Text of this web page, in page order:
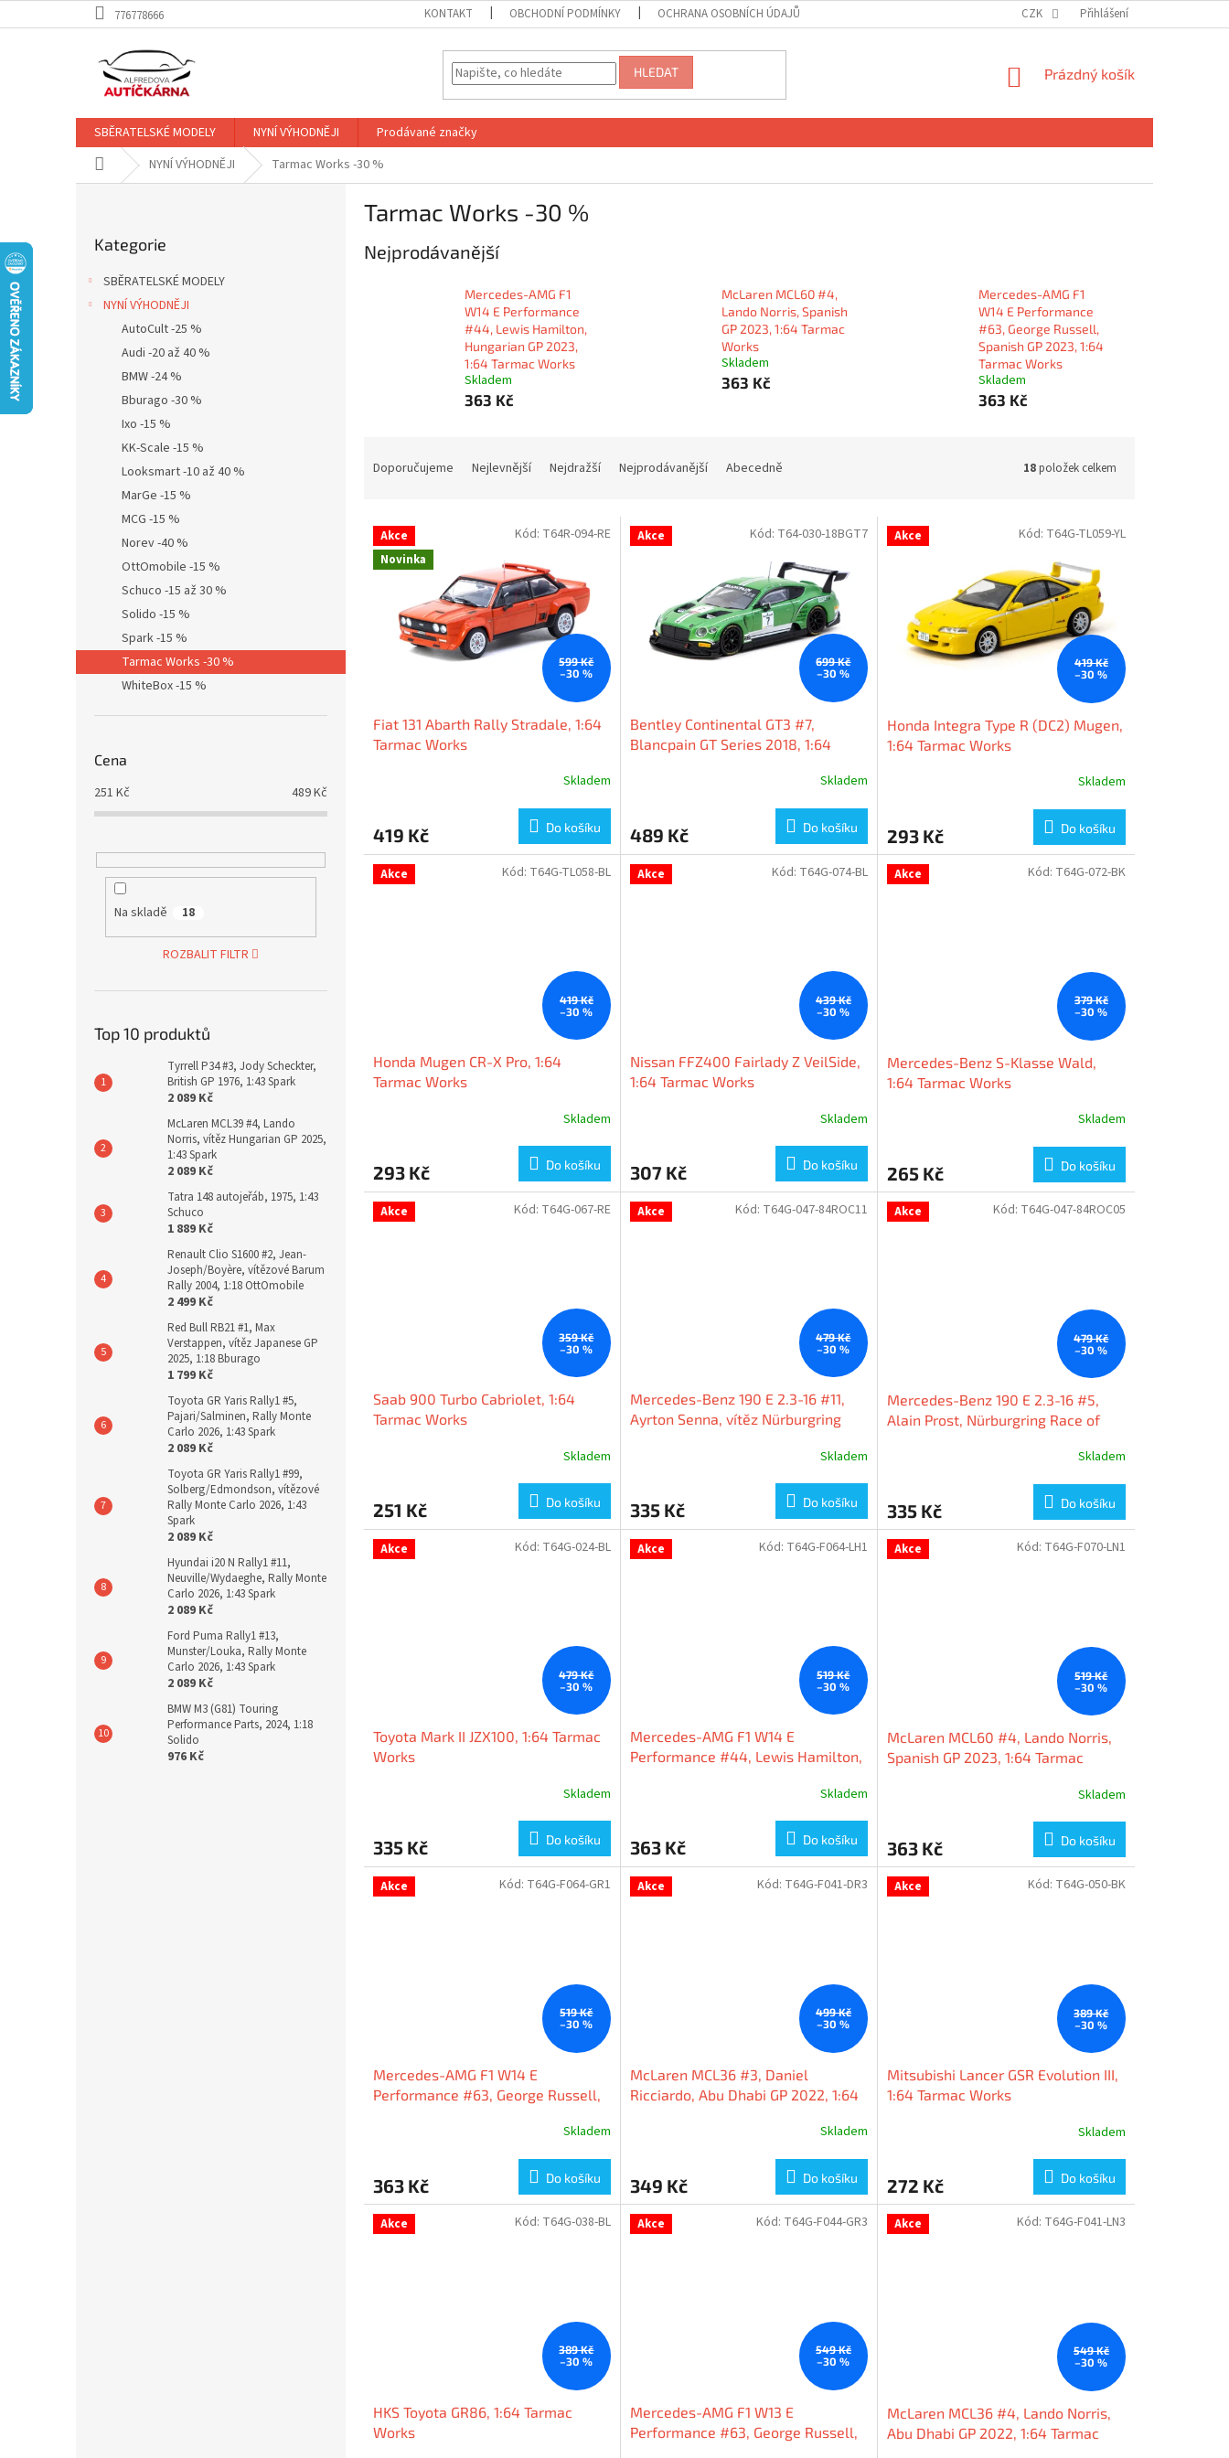
na
776778666 KONTAKT OBCHODNÍ PODMÍNKY OCHRANA OSOBNÍCH ÚDAJŮ CZK Přihlášení
HLEDAT
NÁKUPNÍ
Prázdný košík
SBĚRATELSKÉ MODELY NYNÍ VÝHODNĚJI
Prodávané značky
Domů NYNÍ VÝHODNĚJI Tarmac Works -30 %
kategorie
Kategorie
SBĚRATELSKÉ MODELY
NYNÍ VÝHODNĚJI
AutoCult -25 %
Audi -20 až 40 %
BMW -24 %
Bburago -30 %
Ixo -15 %
KK-Scale -15 %
Looksmart -10 až 40 %
MarGe -15 %
MCG -15 %
Norev -40 %
OttOmobile -15 %
Schuco -15 až 30 %
Solido -15 %
Spark -15 %
Tarmac Works -30 %
WhiteBox -15 %
Cena
251 Kč 489Kč
Na skladě 18
ROZBALIT FILTR
Top 10 produktů
Tyrrell P34 #3, Jody Scheckter,
British GP 1976, 1:43 Spark
2 089 Kč
McLaren MCL39 #4, Lando
Norris, vítěz Hungarian GP 2025,
1:43 Spark
2 089 Kč
Tatra 148 autojeřáb, 1975, 1:43
Schuco
1 889 Kč
Renault Clio S1600 #2, Jean-
Joseph/Boyère, vítězové Barum
Rally 2004, 1:18 OttOmobile
2 499 Kč
Red Bull RB21 #1, Max
Verstappen, vítěz Japanese GP
2025, 1:18 Bburago
1 799 Kč
Toyota GR Yaris Rally1 #5,
Pajari/Salminen, Rally Monte
Carlo 2026, 1:43 Spark
2 089 Kč
Toyota GR Yaris Rally1 #99,
Solberg/Edmondson, vítězové
Rally Monte Carlo 2026, 1:43
Spark
2 089 Kč
Hyundai i20 N Rally1 #11,
Neuville/Wydaeghe, Rally Monte
Carlo 2026, 1:43 Spark
2 089 Kč
Ford Puma Rally1 #13,
Munster/Louka, Rally Monte
Carlo 2026, 1:43 Spark
2 089 Kč
BMW M3 (G81) Touring
Performance Parts, 2024, 1:18
Solido
976 Kč
Tarmac Works -30 %
Nejprodávanější
Mercedes-AMG F1
W14 E Performance
#44, Lewis Hamilton,
Hungarian GP 2023,
1:64 Tarmac Works
Skladem
363 Kč
McLaren MCL60 #4,
Lando Norris, Spanish
GP 2023, 1:64 Tarmac
Works
Skladem
363 Kč
Mercedes-AMG F1
W14 E Performance
#63, George Russell,
Spanish GP 2023, 1:64
Tarmac Works
Skladem
363 Kč
n
p
Doporučujeme Nejlevnější Nejdražší Nejprodávanější Abecedně 18položek celkem
V
p
Akce
Novinka
599 Kč
–30 %
Fiat 131 Abarth Rally Stradale, 1:64
Tarmac Works
Skladem
419 Kč Do košíku
Kód: T64R-094-RE Akce
699 Kč
–30 %
Bentley Continental GT3 #7,
Blancpain GT Series 2018, 1:64
Skladem
489 Kč Do košíku
Kód: T64-030-18BGT7 Akce
419 Kč
–30 %
Honda Integra Type R (DC2) Mugen,
1:64 Tarmac Works
Skladem
293 Kč Do košíku
Kód: T64G-TL059-YL
Akce
419 Kč
–30 %
Honda Mugen CR-X Pro, 1:64
Tarmac Works
Skladem
293 Kč Do košíku
Kód: T64G-TL058-BL Akce
439 Kč
–30 %
Nissan FFZ400 Fairlady Z VeilSide,
1:64 Tarmac Works
Skladem
307 Kč Do košíku
Kód: T64G-074-BL Akce
379 Kč
–30 %
Mercedes-Benz S-Klasse Wald,
1:64 Tarmac Works
Skladem
265 Kč Do košíku
Kód: T64G-072-BK
Akce
359 Kč
–30 %
Saab 900 Turbo Cabriolet, 1:64
Tarmac Works
Skladem
251 Kč Do košíku
Kód: T64G-067-RE Akce
479 Kč
–30 %
Mercedes-Benz 190 E 2.3-16 #11,
Ayrton Senna, vítěz Nürburgring
Skladem
335 Kč Do košíku
Kód: T64G-047-84ROC11 Akce
479 Kč
–30 %
Mercedes-Benz 190 E 2.3-16 #5,
Alain Prost, Nürburgring Race of
Skladem
335 Kč Do košíku
Kód: T64G-047-84ROC05
Akce
479 Kč
–30 %
Toyota Mark II JZX100, 1:64 Tarmac
Works
Skladem
335 Kč Do košíku
Kód: T64G-024-BL Akce
519 Kč
–30 %
Mercedes-AMG F1 W14 E
Performance #44, Lewis Hamilton,
Skladem
363 Kč Do košíku
Kód: T64G-F064-LH1 Akce
519 Kč
–30 %
McLaren MCL60 #4, Lando Norris,
Spanish GP 2023, 1:64 Tarmac
Skladem
363 Kč Do košíku
Kód: T64G-F070-LN1
Akce
519 Kč
–30 %
Mercedes-AMG F1 W14 E
Performance #63, George Russell,
Skladem
363 Kč Do košíku
Kód: T64G-F064-GR1 Akce
499 Kč
–30 %
McLaren MCL36 #3, Daniel
Ricciardo, Abu Dhabi GP 2022, 1:64
Skladem
349 Kč Do košíku
Kód: T64G-F041-DR3 Akce
389 Kč
–30 %
Mitsubishi Lancer GSR Evolution III,
1:64 Tarmac Works
Skladem
272 Kč Do košíku
Kód: T64G-050-BK
Akce
389 Kč
–30 %
HKS Toyota GR86, 1:64 Tarmac
Works
Kód: T64G-038-BL Akce
549 Kč
–30 %
Mercedes-AMG F1 W13 E
Performance #63, George Russell,
Kód: T64G-F044-GR3 Akce
549 Kč
–30 %
McLaren MCL36 #4, Lando Norris,
Abu Dhabi GP 2022, 1:64 Tarmac
Kód: T64G-F041-LN3